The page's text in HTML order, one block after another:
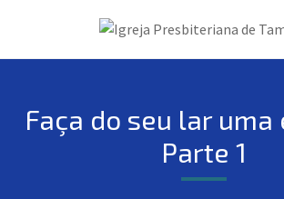
Faça do seu lar uma
Parte 1